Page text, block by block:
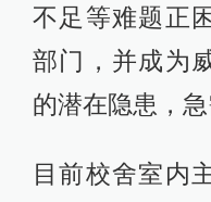
不足等难题正
部门，并成为
的潜在隐患，急
目前校舍室内